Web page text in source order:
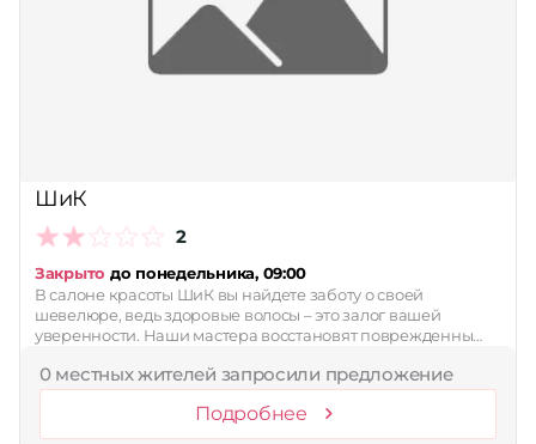
ШиК
2
Закрыто до понедельника, 09:00
В салоне красоты ШиК вы найдете заботу о своей
шевелюре, ведь здоровые волосы – это залог вашей
уверенности. Наши мастера восстановят поврежденны…
0 местных жителей запросили предложение
Подробнее